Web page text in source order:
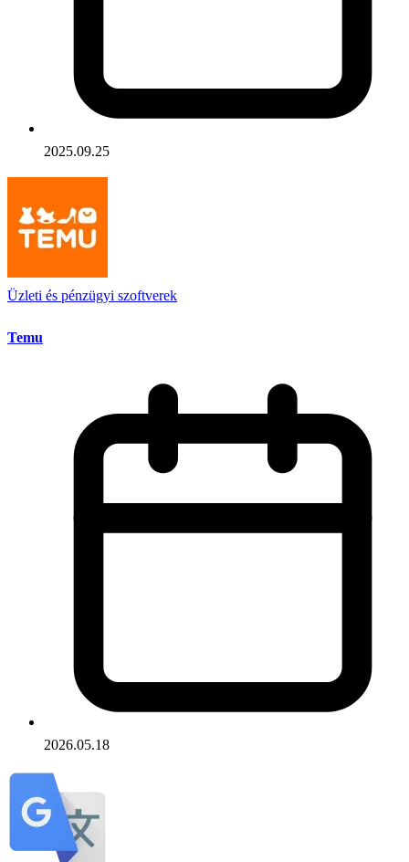
2025.09.25
Üzleti és pénzügyi szoftverek
Temu
2026.05.18